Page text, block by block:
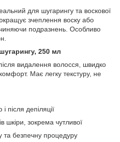
для шугарингу та воскової
зчеплення воску або
подразнень. Особливо
250 мл
видалення волосся, швидко
Має легку текстуру, не
після депіляції
шкіри, зокрема чутливої
безпечну процедуру